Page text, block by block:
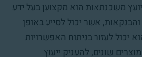
משכנתאות הוא מקצוען בעל ידע
אשר יכול לסייע באופן
יכול לעזור בניתוח האפשרויות
שונים, להעניק ייעוץ